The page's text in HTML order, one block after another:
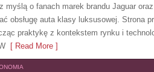
myślą o fanach marek brandu Jaguar
obsługę auta klasy luksusowej. Strona
praktykę z kontekstem rynku i
[ Read More ]